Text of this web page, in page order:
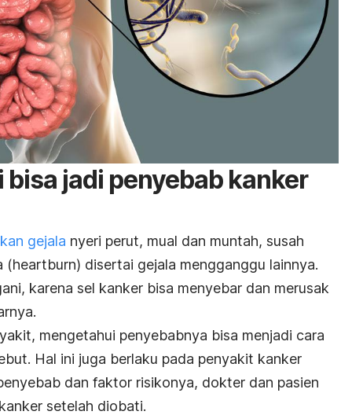
jadi penyebab kanker
gejala nyeri perut, mual dan muntah, susah
(heartburn) disertai gejala mengganggu lainnya.
karena sel kanker bisa menyebar dan merusak
mengetahui penyebabnya bisa menjadi cara
Hal ini juga berlaku pada penyakit kanker
dan faktor risikonya, dokter dan pasien
setelah diobati.